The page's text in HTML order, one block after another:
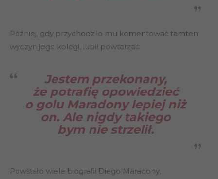
Później, gdy przychodziło mu komentować tamten
wyczyn jego kolegi, lubił powtarzać:
Jestem przekonany,
że potrafię opowiedzieć
o golu Maradony lepiej niż
on. Ale nigdy takiego
bym nie strzelił.
Powstało wiele biografii Diego Maradony,